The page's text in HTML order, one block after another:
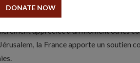
appréciée à un moment où les
la France apporte un soutien
DONATE NOW